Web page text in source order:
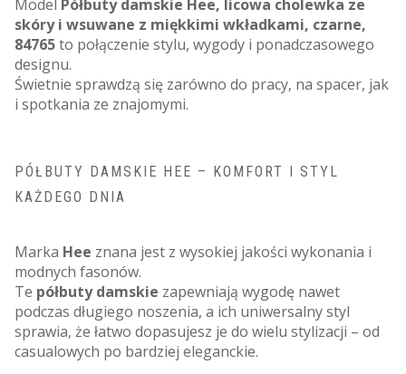
Model Półbuty damskie Hee, licowa cholewka ze
skóry i wsuwane z miękkimi wkładkami, czarne,
84765to połączenie stylu, wygody i ponadczasowego
designu.
Świetnie sprawdzą się zarówno do pracy, na spacer, jak
i spotkania ze znajomymi.
PÓŁBUTY DAMSKIE HEE – KOMFORT I STYL
KAŻDEGO DNIA
Marka Hee znana jest z wysokiej jakości wykonania i
modnych fasonów.
Te półbuty damskie zapewniają wygodę nawet
podczas długiego noszenia, a ich uniwersalny styl
sprawia, że łatwo dopasujesz je do wielu stylizacji – od
casualowych po bardziej eleganckie.